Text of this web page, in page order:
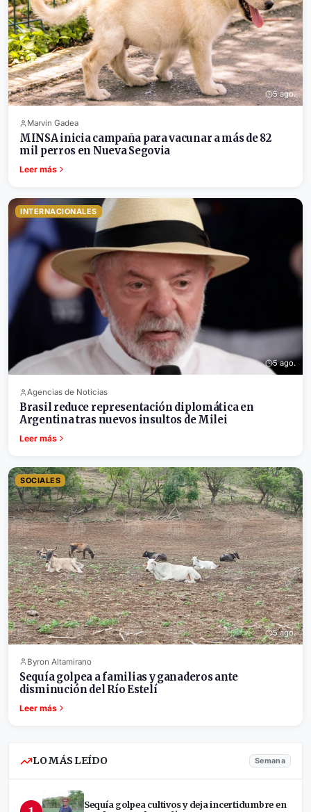
5 ago.
Marvin Gadea
MINSA inicia campaña para vacunar a más de 82
mil perros en Nueva Segovia
Leer más
INTERNACIONALES
5 ago.
Agencias de Noticias
Brasil reduce representación diplomática en
Argentina tras nuevos insultos de Milei
Leer más
SOCIALES
5 ago.
Byron Altamirano
Sequía golpea a familias y ganaderos ante
disminución del Río Estelí
Leer más
LO MÁS LEÍDO Semana
Sequía golpea cultivos y deja incertidumbre en